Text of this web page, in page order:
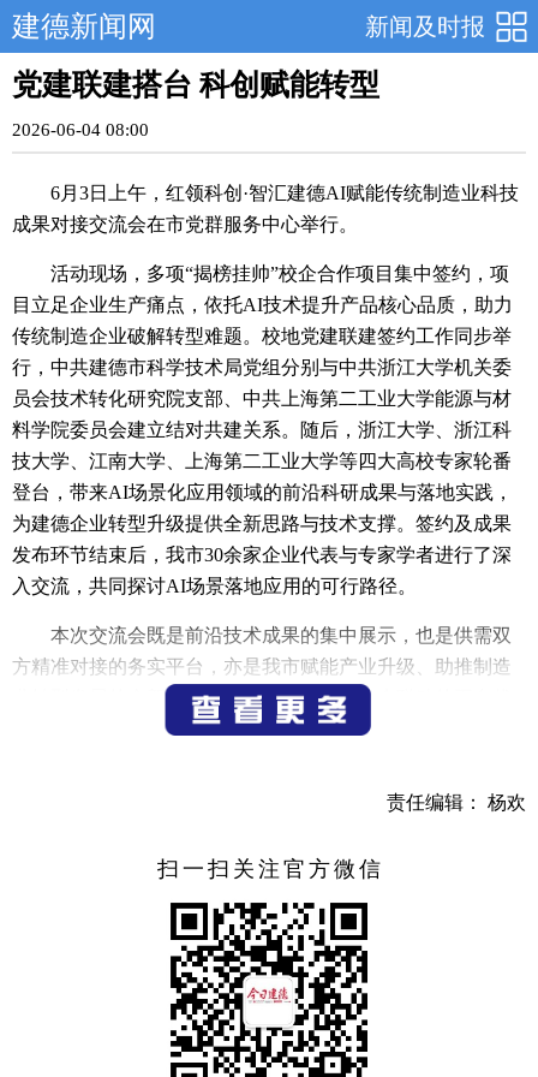
新闻及时报
建德新闻网
党建联建搭台 科创赋能转型
2026-06-04 08:00
6月3日上午，红领科创·智汇建德AI赋能传统制造业科技
成果对接交流会在市党群服务中心举行。
活动现场，多项“揭榜挂帅”校企合作项目集中签约，项
目立足企业生产痛点，依托AI技术提升产品核心品质，助力
传统制造企业破解转型难题。校地党建联建签约工作同步举
行，中共建德市科学技术局党组分别与中共浙江大学机关委
员会技术转化研究院支部、中共上海第二工业大学能源与材
料学院委员会建立结对共建关系。随后，浙江大学、浙江科
技大学、江南大学、上海第二工业大学等四大高校专家轮番
登台，带来AI场景化应用领域的前沿科研成果与落地实践，
为建德企业转型升级提供全新思路与技术支撑。签约及成果
发布环节结束后，我市30余家企业代表与专家学者进行了深
入交流，共同探讨AI场景落地应用的可行路径。
本次交流会既是前沿技术成果的集中展示，也是供需双
方精准对接的务实平台，亦是我市赋能产业升级、助推制造
业转型发展的全新起点。借助校地协同与校企联动的平台优
势，我市将进一步畅通高校科研成果向本地传统制造业转化
责任编辑： 杨欢
扫一扫关注官方微信